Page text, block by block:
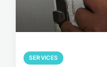
SERVICES